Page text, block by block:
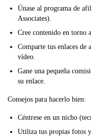
Únase al programa de
Associates).
Cree contenido en torno
Comparte tus enlaces
vídeo.
Gane una pequeña
su enlace.
Consejos para hacerlo bien:
Céntrese en un nicho
Utiliza tus propias fotos